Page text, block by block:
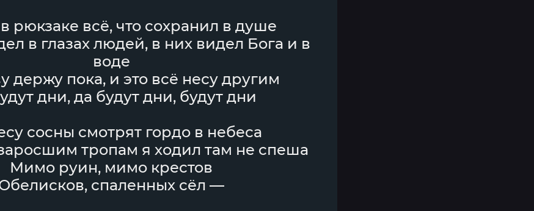
рюкзаке всё, что сохранил в душе
в глазах людей, в них видел Бога и в
воде
держу пока, и это всё несу другим
дни, да будут дни, будут дни
сосны смотрят гордо в небеса
тропам я ходил там не спеша
Мимо руин, мимо крестов
спаленных сёл —